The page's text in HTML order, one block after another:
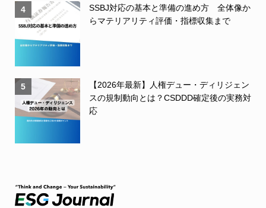
4
SSBJ対応の基本と準備の進め方 全体像か
らマテリアリティ評価・指標収集まで
5
【2026年最新】人権デュー・ディリジェン
スの規制動向とは？CSDDD確定後の実務対
応